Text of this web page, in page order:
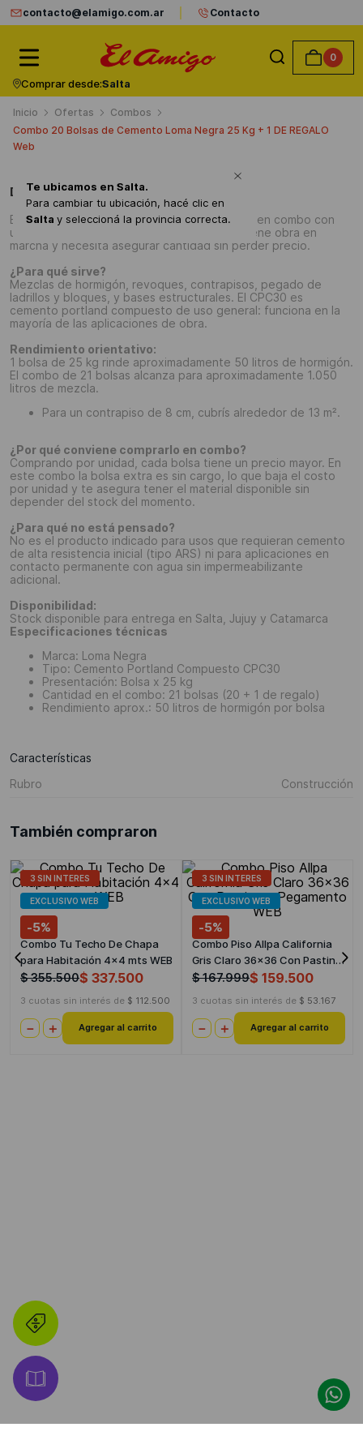
contacto@elamigo.com.ar Contacto
0
Comprar desde:Salta
Te ubicamos en Salta.
Para cambiar tu ubicación, hacé clic en
Salta y seleccioná la provincia correcta.
Ofertas
Combos
Combo 20 Bolsas de Cemento Loma Negra 25 Kg + 1 DE REGALO
Web
Detalles del producto
El cemento más vendido de Argentina, ahora en combo con
una bolsa extra sin costo. Ideal para quien tiene obra en
marcha y necesita asegurar cantidad sin perder precio.
¿Para qué sirve?
Mezclas de hormigón, revoques, contrapisos, pegado de
ladrillos y bloques, y bases estructurales. El CPC30 es
cemento portland compuesto de uso general: funciona en la
mayoría de las aplicaciones de obra.
Rendimiento orientativo:
1 bolsa de 25 kg rinde aproximadamente 50 litros de hormigón.
El combo de 21 bolsas alcanza para aproximadamente 1.050
litros de mezcla.
Para un contrapiso de 8 cm, cubrís alrededor de 13 m².
¿Por qué conviene comprarlo en combo?
Comprando por unidad, cada bolsa tiene un precio mayor. En
este combo la bolsa extra es sin cargo, lo que baja el costo
por unidad y te asegura tener el material disponible sin
depender del stock del momento.
¿Para qué no está pensado?
No es el producto indicado para usos que requieran cemento
de alta resistencia inicial (tipo ARS) ni para aplicaciones en
contacto permanente con agua sin impermeabilizante
adicional.
Disponibilidad:
Stock disponible para entrega en Salta, Jujuy y Catamarca
Especificaciones técnicas
Marca: Loma Negra
Tipo: Cemento Portland Compuesto CPC30
Presentación: Bolsa x 25 kg
Cantidad en el combo: 21 bolsas (20 + 1 de regalo)
Rendimiento aprox.: 50 litros de hormigón por bolsa
Características
Rubro
Construcción
También compraron
3 SIN INTERES
EXCLUSIVO WEB
-5%
Ternium
Combo Tu Techo De Chapa
para Habitación 4x4 mts WEB
$355.500$ 337.500
3 cuotas sin interés de $ 112.500
＋
－ Agregar al carrito
3 SIN INTERES
EXCLUSIVO WEB
-5%
Allpa
Combo Piso Allpa California
Gris Claro 36x36 Con Pastina
y Pegamento WEB
$167.999$ 159.500
3 cuotas sin interés de $ 53.167
＋
－ Agregar al carrito